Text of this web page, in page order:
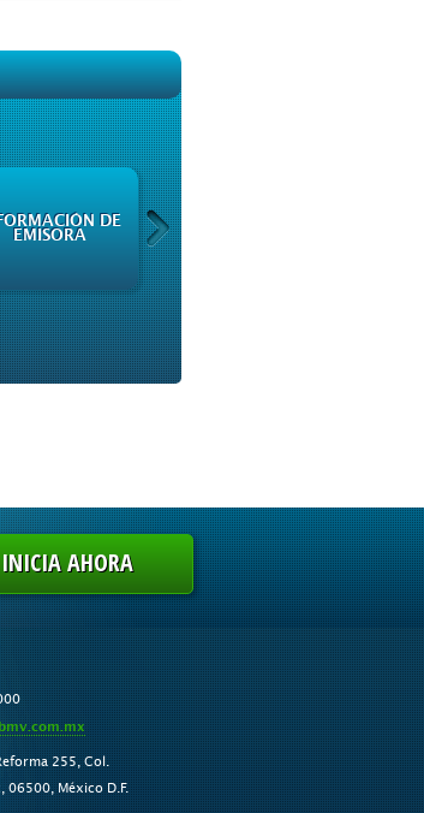
DE
EMISORA
CÁLCULO DE CUOTAS
INICIA AHORA
255, Col.
06500, México D.F.